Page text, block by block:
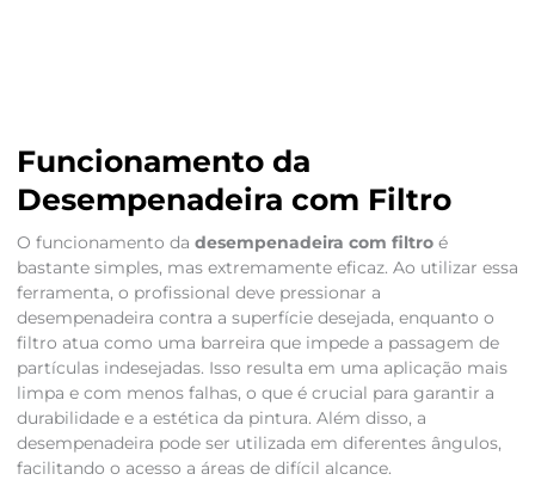
Funcionamento da
Desempenadeira com Filtro
O funcionamento da desempenadeira com filtroé
bastante simples, mas extremamente eficaz. Ao utilizar essa
ferramenta, o profissional deve pressionar a
desempenadeira contra a superfície desejada, enquanto o
filtro atua como uma barreira que impede a passagem de
partículas indesejadas. Isso resulta em uma aplicação mais
limpa e com menos falhas, o que é crucial para garantir a
durabilidade e a estética da pintura. Além disso, a
desempenadeira pode ser utilizada em diferentes ângulos,
facilitando o acesso a áreas de difícil alcance.